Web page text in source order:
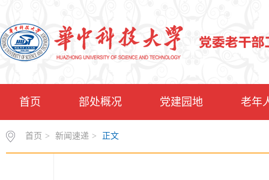
首页 部处概况 党建园地 老年
首页 > 新闻速递 > 正文